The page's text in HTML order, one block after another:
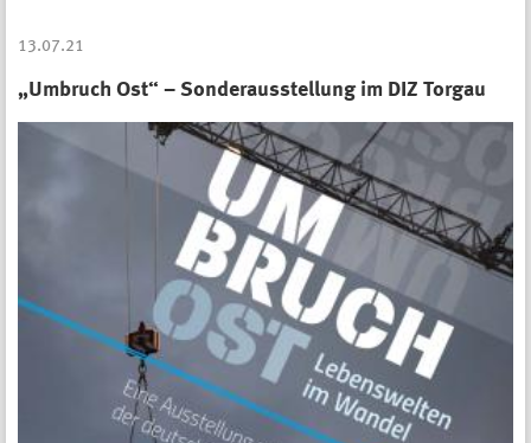
13.07.21
„Umbruch Ost“ – Sonderausstellung im DIZ Torgau